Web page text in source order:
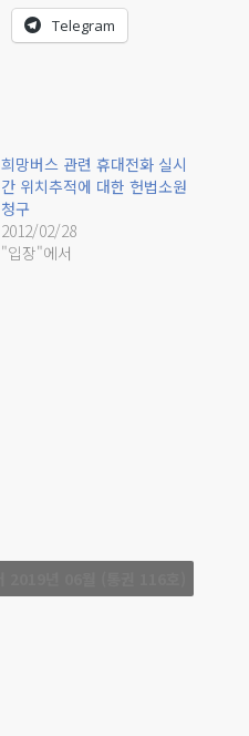
Telegram
희망버스 관련 휴대전화 실시
간 위치추적에 대한 헌법소원
청구
2012/02/28
"입장"에서